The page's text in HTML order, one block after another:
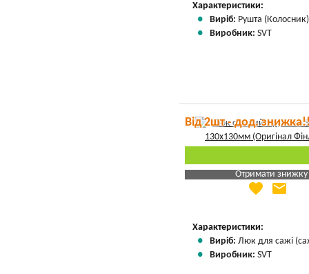
Характеристики:
Виріб: Рушта
Виробник: SVT
Від 2шт - дод.
Отримати знижку
Яка Ваша ціна
favorite email
Характеристики:
Виріб: Люк для сажі
Виробник: SVT